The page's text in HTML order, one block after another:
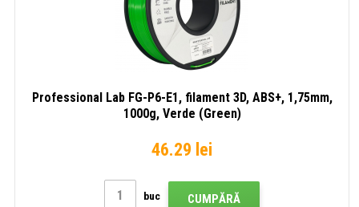
Professional Lab FG-P6-E1, filament 3D, ABS+, 1,75mm,
1000g, Verde (Green)
46.29 lei
buc CUMPĂRĂ